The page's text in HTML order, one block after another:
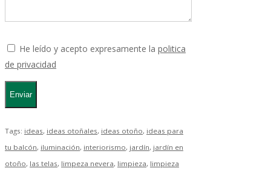
He leído y acepto expresamente la politica
de privacidad
Tags: ideas, ideas otoñales, ideas otoño, ideas para
tu balcón, iluminación, interiorismo, jardín, jardín en
otoño, las telas, limpeza nevera, limpieza, limpieza